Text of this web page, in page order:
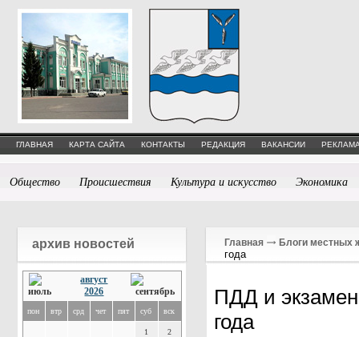
ГЛАВНАЯ КАРТА САЙТА КОНТАКТЫ РЕДАКЦИЯ ВАКАНСИИ
Общество Происшествия Культура и искусство Экономика
архив новостей
август
2026
пон втр срд чет пят суб вск
1 2
Главная Блоги местных
года
ПДД и
года